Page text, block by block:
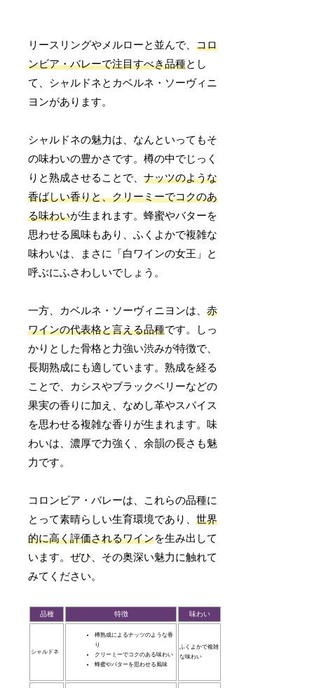
リースリングやメルローと並んで、コロ
ンビア・バレーで注目すべき品種とし
て、シャルドネとカベルネ・ソーヴィニ
ヨンがあります。
シャルドネの魅力は、なんといってもそ
の味わいの豊かさです。樽の中でじっく
りと熟成させることで、ナッツのような
香ばしい香りと、クリーミーでコクのあ
る味わいが生まれます。蜂蜜やバターを
思わせる風味もあり、ふくよかで複雑な
味わいは、まさに「白ワインの女王」と
呼ぶにふさわしいでしょう。
一方、カベルネ・ソーヴィニヨンは、赤
ワインの代表格と言える品種です。しっ
かりとした骨格と力強い渋みが特徴で、
長期熟成にも適しています。熟成を経る
ことで、カシスやブラックベリーなどの
果実の香りに加え、なめし革やスパイス
を思わせる複雑な香りが生まれます。味
わいは、濃厚で力強く、余韻の長さも魅
力です。
コロンビア・バレーは、これらの品種に
とって素晴らしい生育環境であり、世界
的に高く評価されるワインを生み出して
います。ぜひ、その奥深い魅力に触れて
みてください。
品種 特徴 味わい
シャルドネ
樽熟成によるナッツのような香
り
クリーミーでコクのある味わい
蜂蜜やバターを思わせる風味
ふくよかで複雑
な味わい